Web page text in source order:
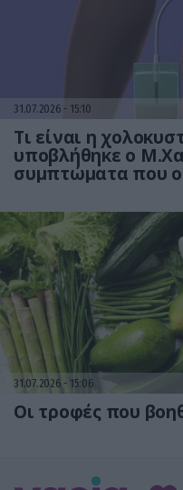
31.07.2026 15:10
Τι είναι η
υποβλήθηκε ο
συμπτώματα που
31.07.2026 15:06
Οι τροφές που